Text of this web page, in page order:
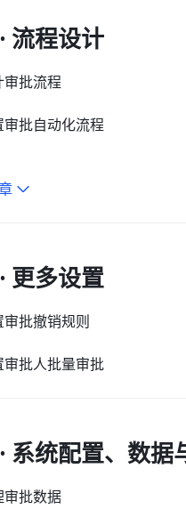
流程设计
审批流程
批自动化流程
更多设置
批撤销规则
批人批量审批
系统配置、数据
审批数据